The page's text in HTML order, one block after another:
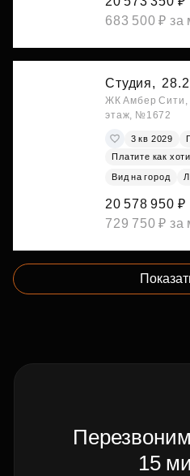
683 500 ₽ за
Студия,
ЖК Амбер Сити,
этаж, №1672
3 кв 2029
Платите как
Вид на город
20 578 950 ₽
729 750 ₽ за
15